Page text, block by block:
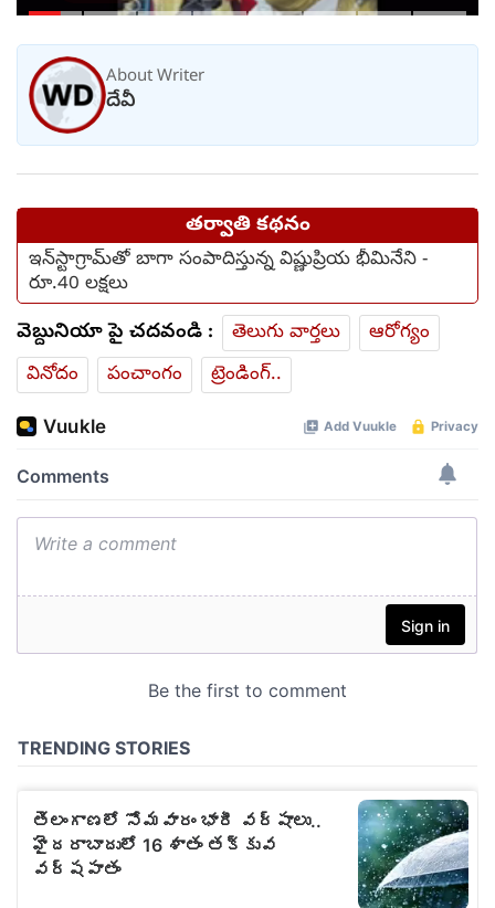
About Writer
దేవీ
తర్వాతి కథనం
ఇన్‌స్టాగ్రామ్‌తో బాగా సంపాదిస్తున్న విష్ణుప్రియ భీమినేని -
రూ.40 లక్షలు
వెబ్దునియా పై చదవండి : తెలుగు వార్తలు
ఆరోగ్యం
వినోదం
పంచాంగం ట్రెండింగ్..